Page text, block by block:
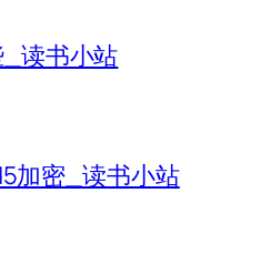
读书小站
加密_读书小站